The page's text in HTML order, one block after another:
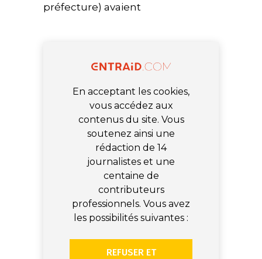
préfecture) avaient
En acceptant les cookies,
vous accédez aux
contenus du site. Vous
soutenez ainsi une
rédaction de 14
journalistes et une
centaine de
contributeurs
professionnels. Vous avez
les possibilités suivantes :
REFUSER ET